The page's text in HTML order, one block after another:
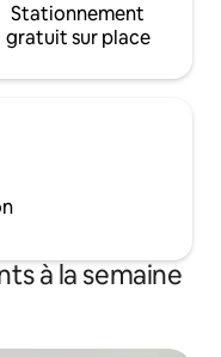
Stationnement
gratuit sur place
à la semaine